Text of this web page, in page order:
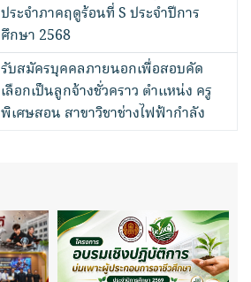
ประจำภาคฤดูร้อนที่ S ประจำปีการ
ศึกษา 2568
รับสมัครบุคคลภายนอกเพื่อสอบคัด
เลือกเป็นลูกจ้างชั่วคราว ตำแหน่ง ครู
พิเศษสอน สาขาวิชาช่างไฟฟ้ากำลัง